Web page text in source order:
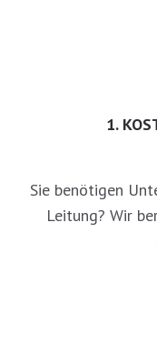
1.
Sie benötigen
Leitung? Wir